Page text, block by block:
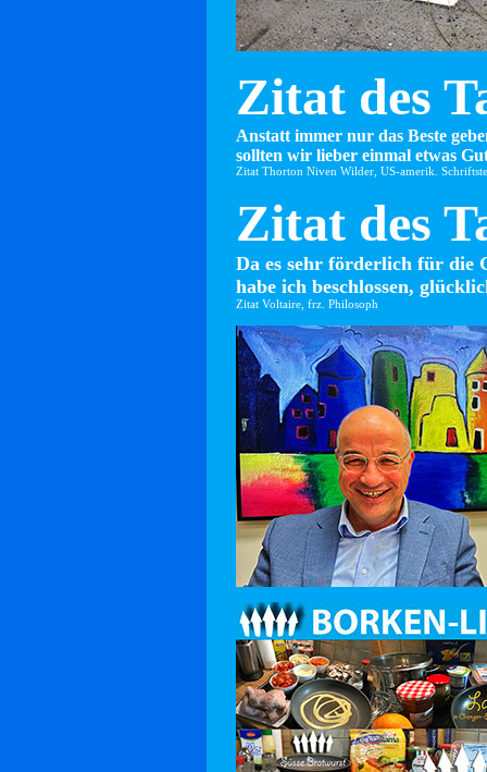
Zitat des
Anstatt immer nur das Beste
sollten wir lieber einmal etwas
Zitat Thorton Niven Wilder, US-amerik.
Zitat des
Da es sehr förderlich für die
habe ich beschlossen,
Zitat Voltaire, frz. Philosoph